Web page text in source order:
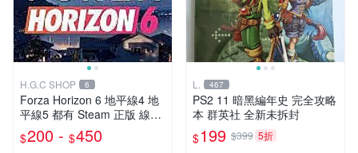
H.G.C SHOP 6
Forza Horizon 6 地平線4 地
平線5 都有 Steam 正版 線上
聯機
$200 - $450
L. 467
PS2 11 暗黑編年史 完全攻略
本 群英社 全新未拆封
$199 $399 5折